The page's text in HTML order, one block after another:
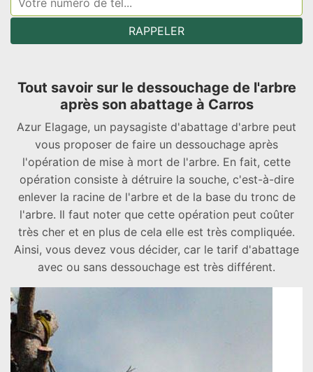
Tout savoir sur le dessouchage de l'arbre
après son abattage à Carros
Azur Elagage, un paysagiste d'abattage d'arbre peut
vous proposer de faire un dessouchage après
l'opération de mise à mort de l'arbre. En fait, cette
opération consiste à détruire la souche, c'est-à-dire
enlever la racine de l'arbre et de la base du tronc de
l'arbre. Il faut noter que cette opération peut coûter
très cher et en plus de cela elle est très compliquée.
Ainsi, vous devez vous décider, car le tarif d'abattage
avec ou sans dessouchage est très différent.